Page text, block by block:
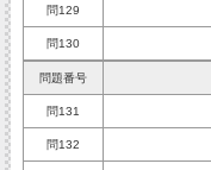
問129
問130
問題番号
問131
問132